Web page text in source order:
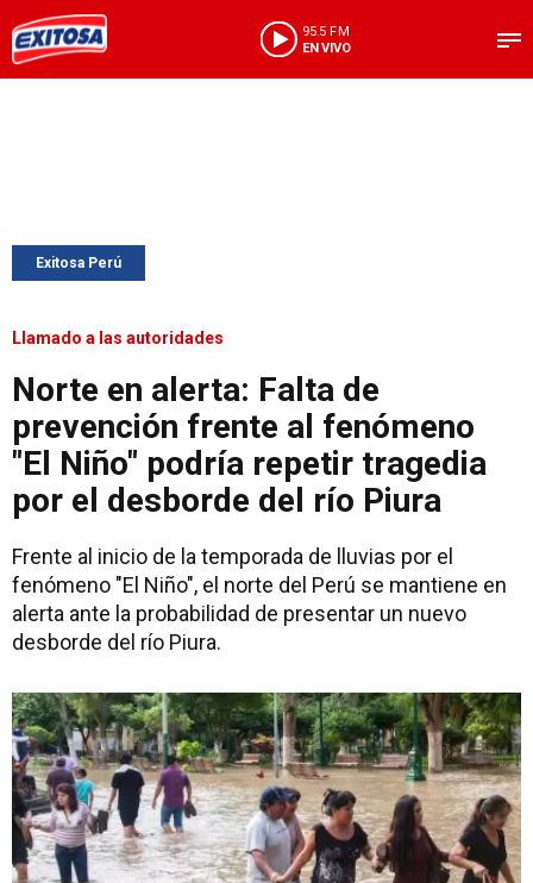
95.5 FM
EN VIVO
Exitosa Perú
Llamado a las autoridades
Norte en alerta: Falta de
prevención frente al fenómeno
"El Niño" podría repetir tragedia
por el desborde del río Piura
Frente al inicio de la temporada de lluvias por el
fenómeno "El Niño", el norte del Perú se mantiene en
alerta ante la probabilidad de presentar un nuevo
desborde del río Piura.